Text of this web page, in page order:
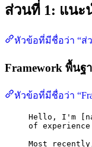
ส่วนที่ 1: แนะ
หัวข้อที่มีชื่อว่า “ส่
Framework พื้นฐ
หัวข้อที่มีชื่อว่า
Hello, I'm
of
Most